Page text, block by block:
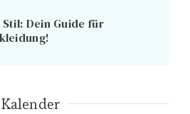
Dein Guide für
Kalender